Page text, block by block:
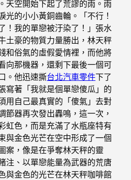
天空開始下起了荒謬的雨。雨
光的小小黃銅齒輪。「不行！
！我的單戀被汙染了！」張水
土豪的物質力量勝出，林天秤
和俗氣的虛假愛情裡，而他將
向那機器，還剩下最後一個可
。他迅速撕台北汽車零件下了
寫著「我就是個單戀傻瓜」的
用自己最真實的「傻氣」去對
節器再次發出轟鳴，這一次，
虹色，而是充滿了水瓶座特有
與金色光芒在空中形成了一個
案，像是在爭奪林天秤的靈
注、以單戀能量為武器的荒唐
與金色的光芒在林天秤咖啡館